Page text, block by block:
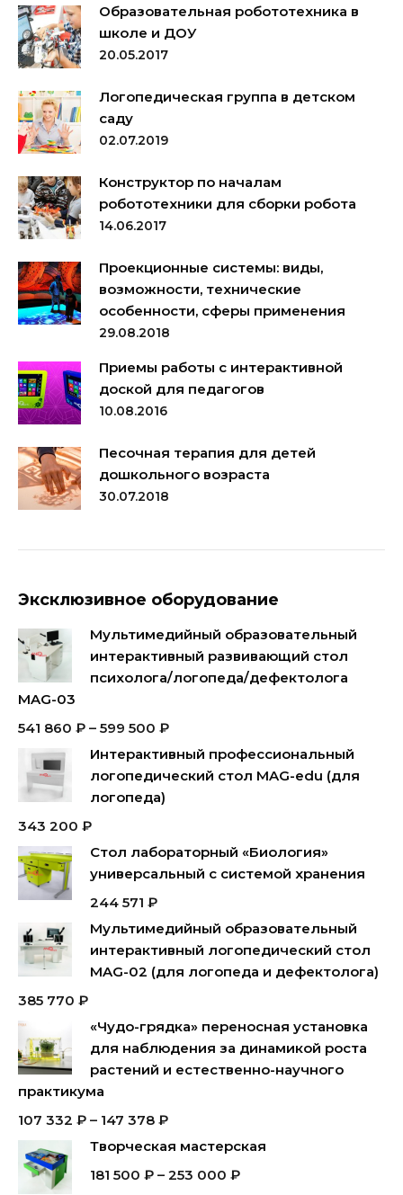
Образовательная робототехника в
школе и ДОУ
20.05.2017
Логопедическая группа в детском
саду
02.07.2019
Конструктор по началам
робототехники для сборки робота
14.06.2017
Проекционные системы: виды,
возможности, технические
особенности, сферы применения
29.08.2018
Приемы работы с интерактивной
доской для педагогов
10.08.2016
Песочная терапия для детей
дошкольного возраста
30.07.2018
Эксклюзивное оборудование
Мультимедийный образовательный
интерактивный развивающий стол
психолога/логопеда/дефектолога
MAG-03
541 860 ₽ – 599 500 ₽
Интерактивный профессиональный
логопедический стол MAG-edu (для
логопеда)
343 200 ₽
Стол лабораторный «Биология»
универсальный с системой хранения
244 571 ₽
Мультимедийный образовательный
интерактивный логопедический стол
MAG-02 (для логопеда и дефектолога)
385 770 ₽
«Чудо-грядка» переносная установка
для наблюдения за динамикой роста
растений и естественно-научного
практикума
107 332 ₽ – 147 378 ₽
Творческая мастерская
181 500 ₽ – 253 000 ₽